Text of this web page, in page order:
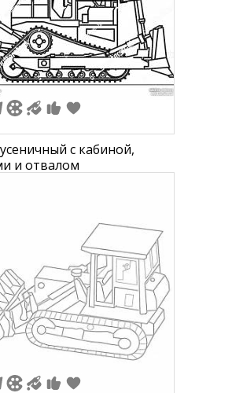
с кабиной,
и отвалом